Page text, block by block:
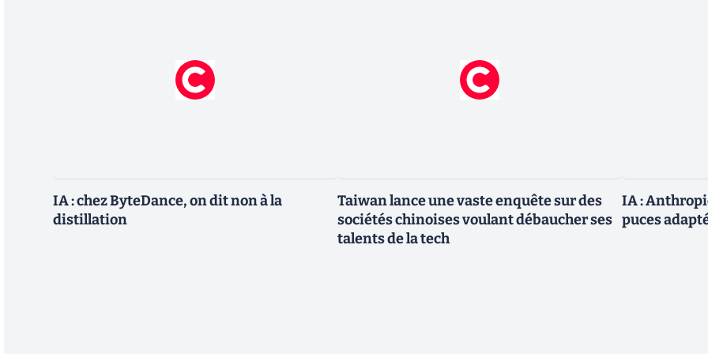
IA : chez ByteDance, on dit non à la
distillation
Taiwan lance une vaste enquête sur des
sociétés chinoises voulant débaucher ses
talents de la tech
IA :
puces